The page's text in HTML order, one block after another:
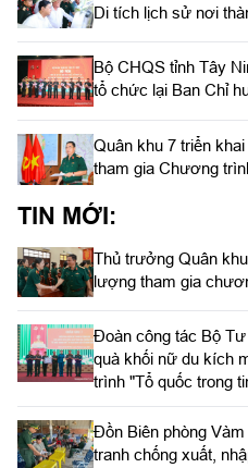
Di tích lịch sử nơi
Bộ CHQS tỉnh Tây
tổ chức lại Ban Chỉ
Quân khu 7 triển
tham gia Chương
TIN MỚI:
Thủ trưởng Quân
lượng tham gia
Đoàn công tác Bộ
quà khối nữ du kích
trình "Tổ quốc trong
Đồn Biên phòng
tranh chống xuất,